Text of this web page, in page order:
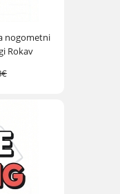
nogometni
Rokav